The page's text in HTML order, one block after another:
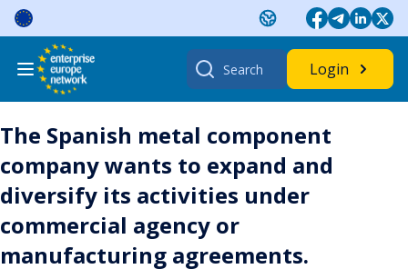
Skip
content
Search
for:
Login
The Spanish metal component
company wants to expand and
diversify its activities under
commercial agency or
manufacturing agreements.